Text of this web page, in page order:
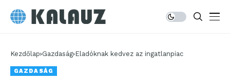
Kezdőlap Gazdaság Eladóknak kedvez az ingatlanpiac
GAZDASÁG